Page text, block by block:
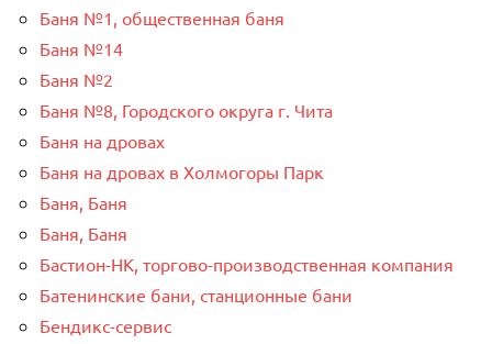
Баня №1, общественная баня
Баня №14
Баня №2
Баня №8, Городского округа г. Чита
Баня на дровах
Баня на дровах в Холмогоры Парк
Баня, Баня
Баня, Баня
Бастион-НК, торгово-производственная компания
Батенинские бани, станционные бани
Бендикс-сервис